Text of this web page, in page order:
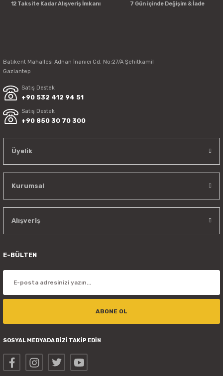
12 Taksite Kadar Alışveriş İmkanı 7 Gün içinde Değişim & İade
Batıkent Mahallesi Adnan İnanıcı Cd. No:27/A Şehitkamil
Gaziantep
Satış Destek
+90 532 412 94 51
Satış Destek
+90 850 30 70 300
Üyelik
Kurumsal
Alışveriş
E-BÜLTEN
ABONE OL
SOSYAL MEDYADA BİZİ TAKİP EDİN